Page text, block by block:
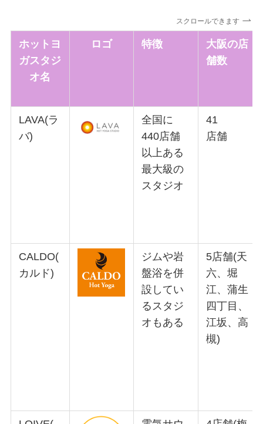
スクロールできます
ホットヨ
ガスタジ
オ名
ロゴ 特徴
大阪の店
舗数
LAVA(ラ
バ)
全国に
440店舗
以上ある
最大級の
スタジオ
41
店舗
CALDO(
カルド)
ジムや岩
盤浴を併
設してい
るスタジ
オもある
5店舗(天
六、堀
江、蒲生
四丁目、
江坂、高
槻)